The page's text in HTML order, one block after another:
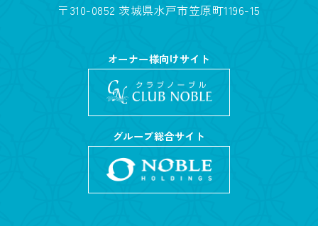
〒310-0852 茨城県水戸市笠原町1196-15
オーナー様向けサイト
グループ総合サイト